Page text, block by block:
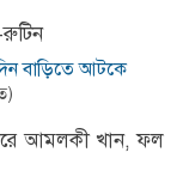
বাড়িতে আটকে
করে আমলকী খান, ফল